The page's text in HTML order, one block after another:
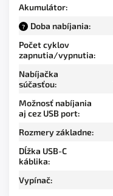
Akumulátor:
? Doba nabíjania:
Počet cyklov
zapnutia/vypnutia:
Nabíjačka
súčasťou:
Možnosť nabíjania
aj cez USB port:
Rozmery základne:
Dĺžka USB-C
káblika:
Vypínač: